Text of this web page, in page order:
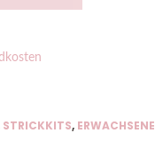
STRICKKITS, ERWACHSENE